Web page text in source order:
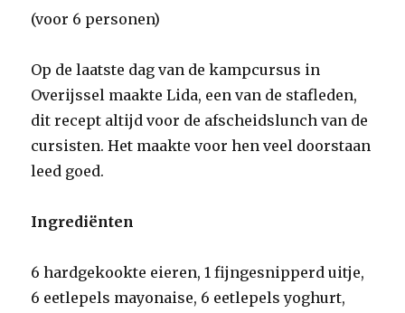
(voor 6 personen)
Op de laatste dag van de kampcursus in
Overijssel maakte Lida, een van de stafleden,
dit recept altijd voor de afscheidslunch van de
cursisten. Het maakte voor hen veel doorstaan
leed goed.
Ingrediënten
6 hardgekookte eieren, 1 fijngesnipperd uitje,
6 eetlepels mayonaise, 6 eetlepels yoghurt,